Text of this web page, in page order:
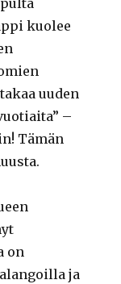
kuolee
uuden
–
Tämän
on
ja